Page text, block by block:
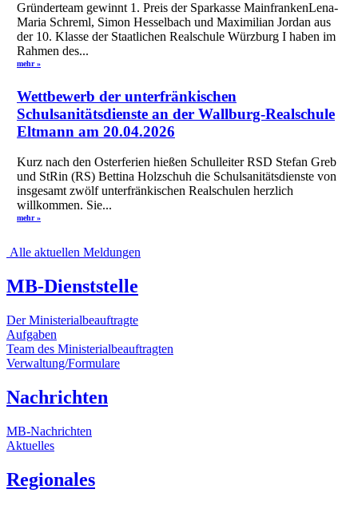
Gründerteam gewinnt 1. Preis der Sparkasse MainfrankenLena-
Maria Schreml, Simon Hesselbach und Maximilian Jordan aus
der 10. Klasse der Staatlichen Realschule Würzburg I haben im
Rahmen des...
mehr »
Wettbewerb der unterfränkischen
Schulsanitätsdienste an der Wallburg-Realschule
Eltmann am 20.04.2026
Kurz nach den Osterferien hießen Schulleiter RSD Stefan Greb
und StRin (RS) Bettina Holzschuh die Schulsanitätsdienste von
insgesamt zwölf unterfränkischen Realschulen herzlich
willkommen. Sie...
mehr »
Alle aktuellen Meldungen
MB-Dienststelle
Der Ministerialbeauftragte
Aufgaben
Team des Ministerialbeauftragten
Verwaltung/Formulare
Nachrichten
MB-Nachrichten
Aktuelles
Regionales